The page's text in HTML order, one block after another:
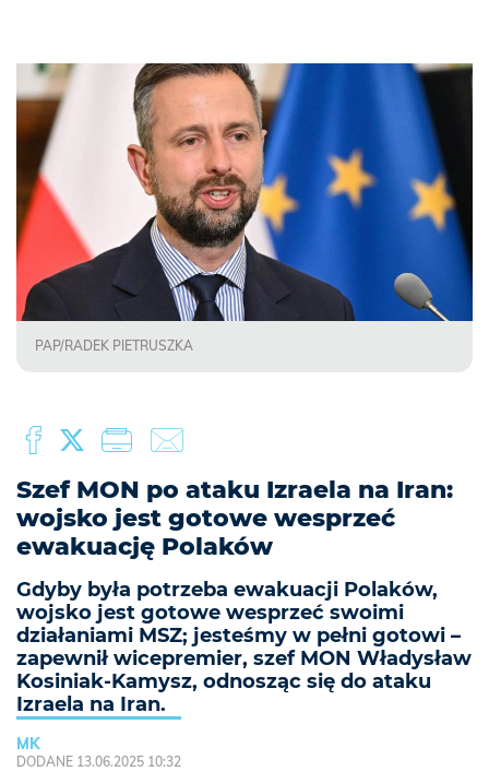
PAP/RADEK PIETRUSZKA
Szef MON po ataku Izraela na Iran:
wojsko jest gotowe wesprzeć
ewakuację Polaków
Gdyby była potrzeba ewakuacji Polaków,
wojsko jest gotowe wesprzeć swoimi
działaniami MSZ; jesteśmy w pełni gotowi –
zapewnił wicepremier, szef MON Władysław
Kosiniak-Kamysz, odnosząc się do ataku
Izraela na Iran.
MK
DODANE 13.06.2025 10:32